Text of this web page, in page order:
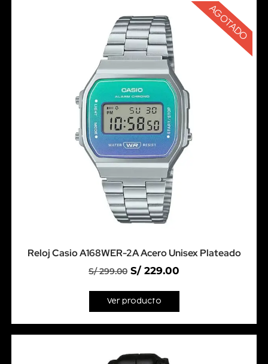
AGOTADO
Reloj Casio A168WER-2A Acero Unisex Plateado
S/299.00 S/ 229.00
Ver producto